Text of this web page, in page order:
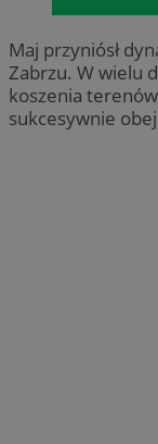
Maj przyniósł
Zabrzu. W wielu
koszenia
sukcesywnie